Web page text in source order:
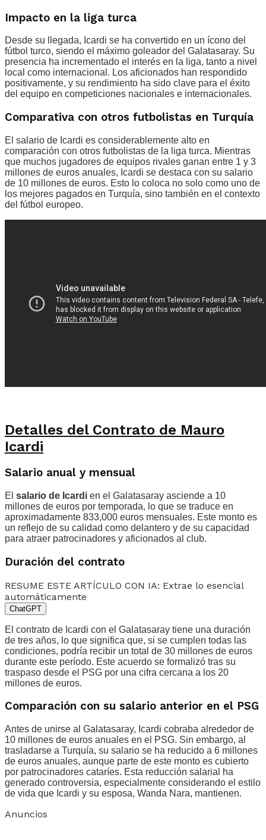
Impacto en la liga turca
Desde su llegada, Icardi se ha convertido en un ícono del
fútbol turco, siendo el máximo goleador del Galatasaray. Su
presencia ha incrementado el interés en la liga, tanto a nivel
local como internacional. Los aficionados han respondido
positivamente, y su rendimiento ha sido clave para el éxito
del equipo en competiciones nacionales e internacionales.
Comparativa con otros futbolistas en Turquía
El salario de Icardi es considerablemente alto en
comparación con otros futbolistas de la liga turca. Mientras
que muchos jugadores de equipos rivales ganan entre 1 y 3
millones de euros anuales, Icardi se destaca con su salario
de 10 millones de euros. Esto lo coloca no solo como uno de
los mejores pagados en Turquía, sino también en el contexto
del fútbol europeo.
Detalles del Contrato de Mauro
Icardi
Salario anual y mensual
El salario de Icardi en el Galatasaray asciende a 10
millones de euros por temporada, lo que se traduce en
aproximadamente 833,000 euros mensuales. Este monto es
un reflejo de su calidad como delantero y de su capacidad
para atraer patrocinadores y aficionados al club.
Duración del contrato
RESUME ESTE ARTÍCULO CON IA: Extrae lo esencial
automáticamente
ChatGPT
El contrato de Icardi con el Galatasaray tiene una duración
de tres años, lo que significa que, si se cumplen todas las
condiciones, podría recibir un total de 30 millones de euros
durante este período. Este acuerdo se formalizó tras su
traspaso desde el PSG por una cifra cercana a los 20
millones de euros.
Comparación con su salario anterior en el PSG
Antes de unirse al Galatasaray, Icardi cobraba alrededor de
10 millones de euros anuales en el PSG. Sin embargo, al
trasladarse a Turquía, su salario se ha reducido a 6 millones
de euros anuales, aunque parte de este monto es cubierto
por patrocinadores cataríes. Esta reducción salarial ha
generado controversia, especialmente considerando el estilo
de vida que Icardi y su esposa, Wanda Nara, mantienen.
Anuncios